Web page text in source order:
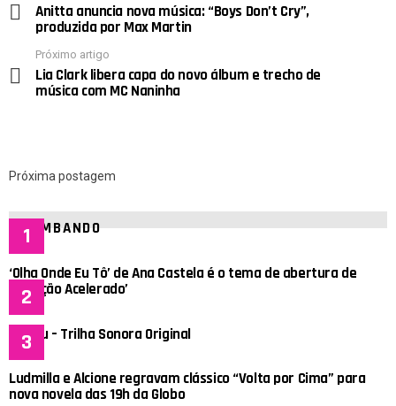
more Anitta anuncia nova música: “Boys Don’t Cry”,
produzida por Max Martin
Próximo artigo
Lia Clark libera capa do novo álbum e trecho de
música com MC Naninha
Próxima postagem
BOMBANDO
‘Olha Onde Eu Tô’ de Ana Castela é o tema de abertura de
‘Coração Acelerado’
Capitu – Trilha Sonora Original
Ludmilla e Alcione regravam clássico “Volta por Cima” para
nova novela das 19h da Globo